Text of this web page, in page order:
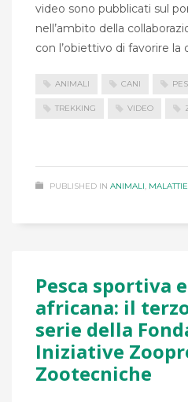
video sono pubblicati sul
nell’ambito della
con l’obiettivo di favorire la
ANIMALI CANI
TREKKING VIDEO
PUBLISHED IN ANIMALI,
Pesca sportiva
africana: il
serie della
Iniziative
Zootecniche